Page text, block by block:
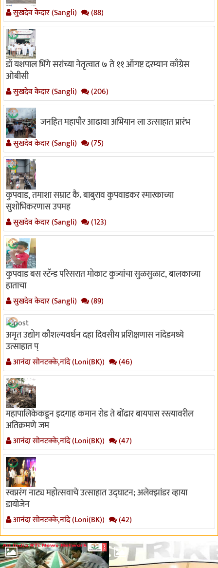
सुखदेव केदार (Sangli) (88)
डॉ यशपाल भिंगे सरांच्या नेतृत्वात ७ ते ११ ऑगष्ट दरम्यान काँग्रेस
ओबीसी
सुखदेव केदार (Sangli) (206)
जनहित महापौर आढावा अभियान ला उत्साहात प्रारंभ
सुखदेव केदार (Sangli) (75)
कुपवाड, तमाशा सम्राट कै. बाबुराव कुपवाडकर स्मारकाच्या
सुशोभिकरणास उपमह
सुखदेव केदार (Sangli) (123)
कुपवाड बस स्टॅन्ड परिसरात मोकाट कुत्र्यांचा सुळसुळाट, बालकाच्या
हाताचा
सुखदेव केदार (Sangli) (89)
अमृत उद्योग कौशल्यवर्धन दहा दिवसीय प्रशिक्षणास नांदेडमध्ये
उत्साहात प्
आनंदा सोनटक्के,नांदे (Loni(BK)) (46)
महापालिकेकडून इदगाह कमान रोड ते बोंढार बायपास रस्त्यावरील
अतिक्रमणे जम
आनंदा सोनटक्के,नांदे (Loni(BK)) (47)
स्वप्नरंग नाट्य महोत्सवाचे उत्साहात उद्घाटन; अलेक्झांडर व्हाया
डायोजेन
आनंदा सोनटक्के,नांदे (Loni(BK)) (42)